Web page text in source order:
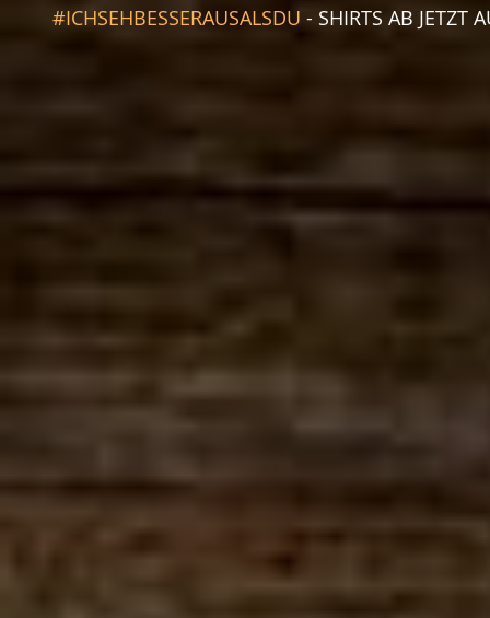
#ICHSEHBESSERAUSALSDU - SHIRTS AB JETZT